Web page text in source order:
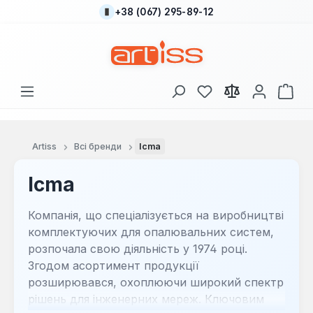
Перейти до основного вмісту
+38 (067) 295-89-12
У вас є 0 у списку
Artiss Всі бренди Icma
Icma
Компанія, що спеціалізується на виробництві
комплектуючих для опалювальних систем,
розпочала свою діяльність у 1974 році.
Згодом асортимент продукції
розширювався, охоплюючи широкий спектр
рішень для інженерних мереж. Ключовим